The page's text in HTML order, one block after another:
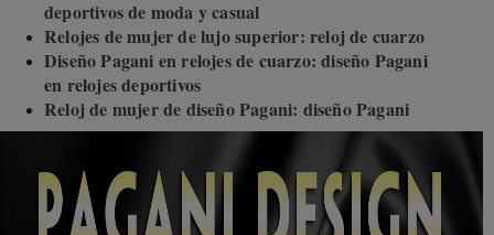
deportivos de moda y casual
Relojes de mujer de lujo superior: reloj de cuarzo
Diseño Pagani en relojes de cuarzo: diseño Pagani
en relojes deportivos
Reloj de mujer de diseño Pagani: diseño Pagani